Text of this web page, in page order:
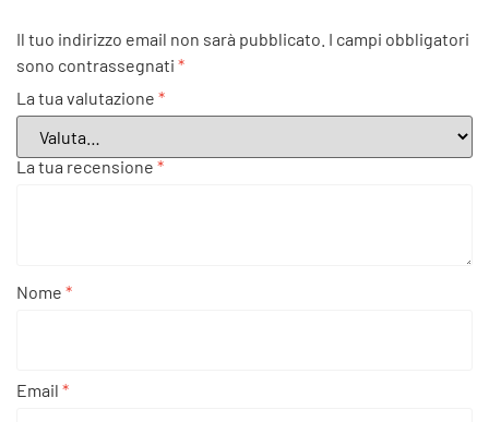
Il tuo indirizzo email non sarà pubblicato. I campi obbligatori
sono contrassegnati *
La tua valutazione *
La tua recensione *
Nome *
Email *